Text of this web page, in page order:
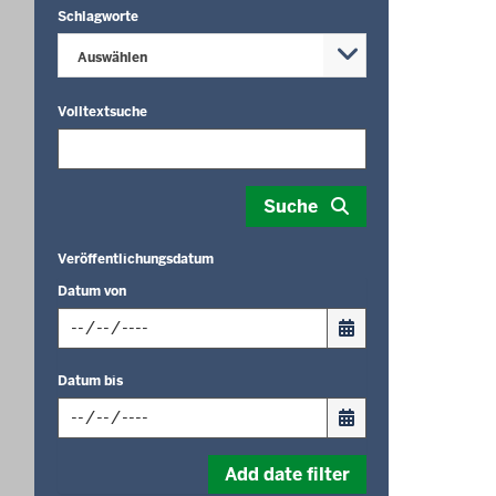
Schlagworte
Auswählen
Volltextsuche
Suche
Veröffentlichungsdatum
Datum von
date
format:
Datum bis
Add date filter